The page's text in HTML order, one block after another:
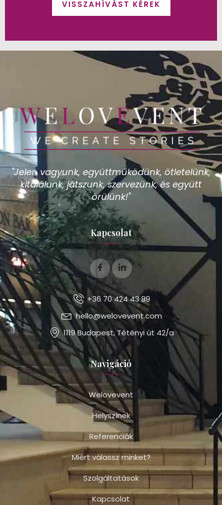
VISSZAHÍVÁST KÉREK
"Jelen vagyunk, együttműködünk, ötletelünk,
kitalálunk, játszunk, szervezünk, és együtt
örülünk!"
Kapcsolat
+36 70 424 43 89
hello@welovevent.com
1119 Budapest, Tétényi út 42/a
Navigáció
Welovevent
Helyszínek
Referenciák
Miért válassz minket?
Szolgáltatások
Kapcsolat